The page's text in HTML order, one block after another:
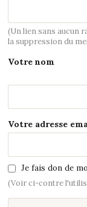
(Un lien sans aucun
la suppression du
Votre nom
Votre adresse
Je fais don de
(Voir ci-contre